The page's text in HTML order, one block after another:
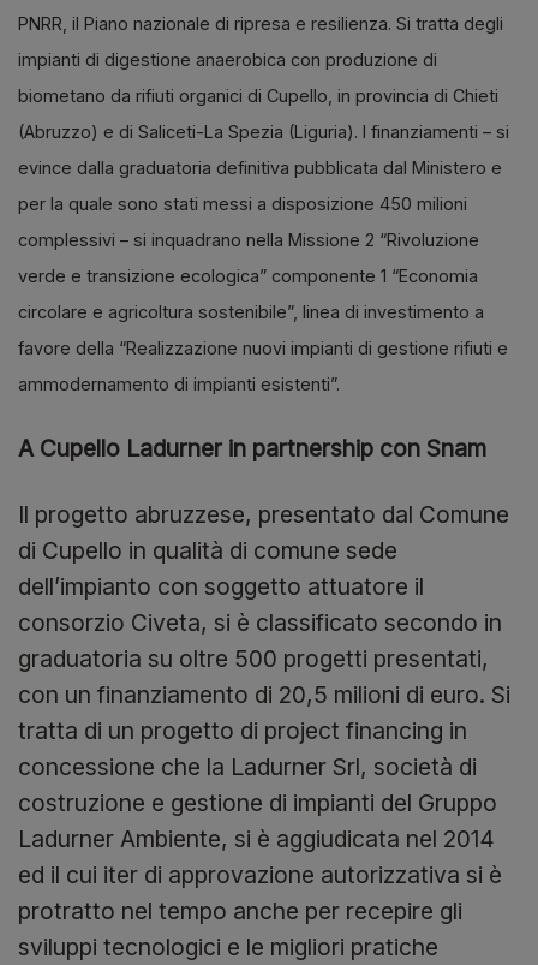
PNRR, il Piano nazionale di ripresa e resilienza. Si tratta degli
impianti di digestione anaerobica con produzione di
biometano da rifiuti organici di Cupello, in provincia di Chieti
(Abruzzo) e di Saliceti-La Spezia (Liguria). I finanziamenti – si
evince dalla graduatoria definitiva pubblicata dal Ministero e
per la quale sono stati messi a disposizione 450 milioni
complessivi – si inquadrano nella Missione 2 “Rivoluzione
verde e transizione ecologica” componente 1 “Economia
circolare e agricoltura sostenibile”, linea di investimento a
favore della “Realizzazione nuovi impianti di gestione rifiuti e
ammodernamento di impianti esistenti”.
A Cupello Ladurner in partnership con Snam
Il progetto abruzzese, presentato dal Comune
di Cupello in qualità di comune sede
dell’impianto con soggetto attuatore il
consorzio Civeta, si è classificato secondo in
graduatoria su oltre 500 progetti presentati,
con un finanziamento di 20,5 milioni di euro. Si
tratta di un progetto di project financing in
concessione che la Ladurner Srl, società di
costruzione e gestione di impianti del Gruppo
Ladurner Ambiente, si è aggiudicata nel 2014
ed il cui iter di approvazione autorizzativa si è
protratto nel tempo anche per recepire gli
sviluppi tecnologici e le migliori pratiche